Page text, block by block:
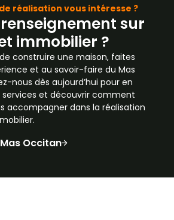
réalisation vous intéresse ?
sur
immobilier ?
construire une maison, faites
et au savoir-faire du Mas
nous dès aujourd’hui pour en
services et découvrir comment
accompagner dans la réalisation
Occitan